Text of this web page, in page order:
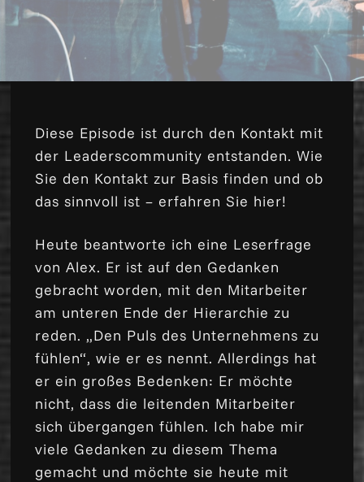
Diese Episode ist durch den Kontakt mit
der Leaderscommunity entstanden. Wie
Sie den Kontakt zur Basis finden und ob
das sinnvoll ist – erfahren Sie hier!
Heute beantworte ich eine Leserfrage
von Alex. Er ist auf den Gedanken
gebracht worden, mit den Mitarbeiter
am unteren Ende der Hierarchie zu
reden. „Den Puls des Unternehmens zu
fühlen“, wie er es nennt. Allerdings hat
er ein großes Bedenken: Er möchte
nicht, dass die leitenden Mitarbeiter
sich übergangen fühlen. Ich habe mir
viele Gedanken zu diesem Thema
gemacht und möchte sie heute mit